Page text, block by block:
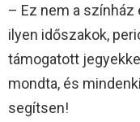
– Ez nem a színház
ilyen időszakok,
támogatott
mondta, és
segítsen!